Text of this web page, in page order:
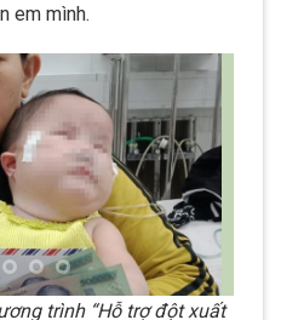
em mình.
trình “Hỗ trợ đột xuất